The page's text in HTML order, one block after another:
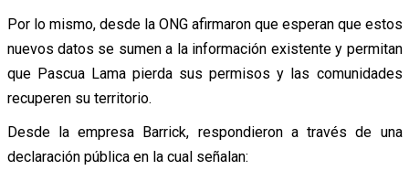
Por lo mismo, desde la ONG afirmaron que esperan que estos
nuevos datos se sumen a la información existente y permitan
que Pascua Lama pierda sus permisos y las comunidades
recuperen su territorio.
Desde la empresa Barrick, respondieron a través de una
declaración pública en la cual señalan: